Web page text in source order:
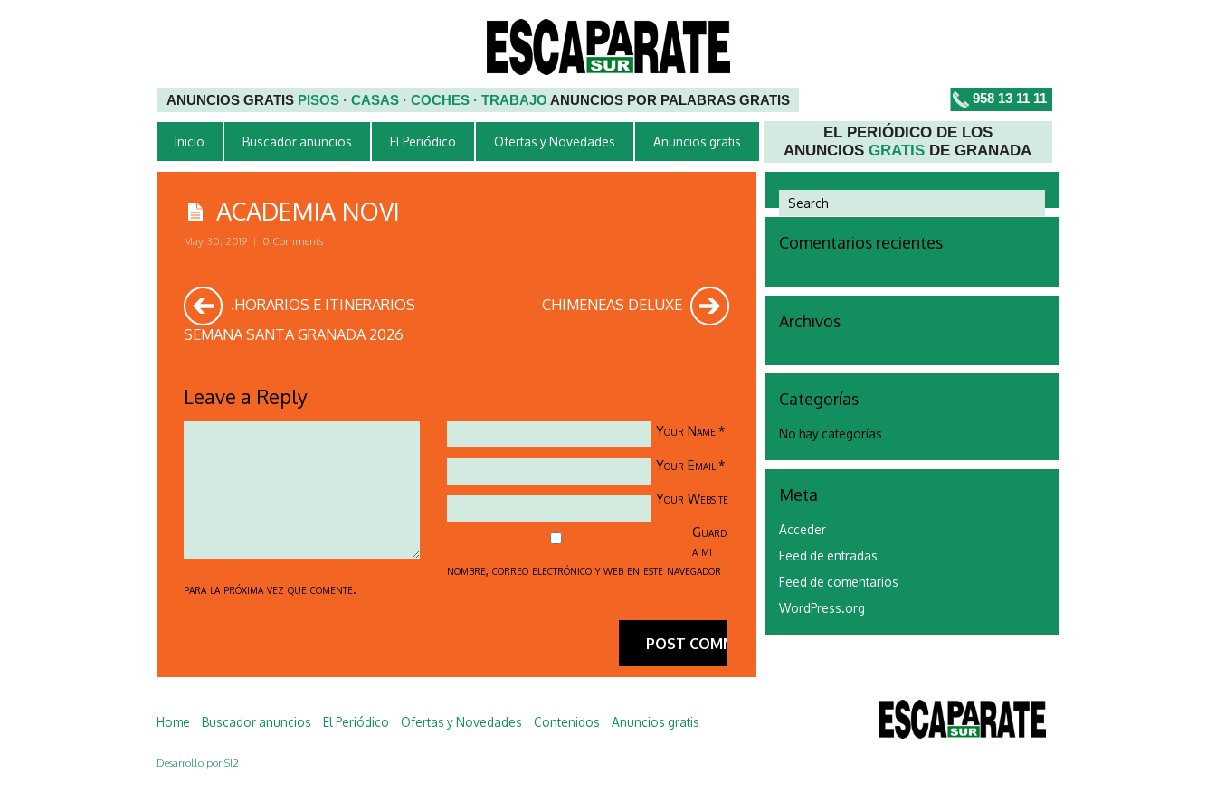
ANUNCIOS GRATIS PISOS · CASAS · COCHES · TRABAJO ANUNCIOS POR PALABRAS GRATIS 958 13 11 11
Inicio Buscador anuncios El Periódico Ofertas y Novedades Anuncios gratis
EL PERIÓDICO DE LOS
ANUNCIOSGRATIS DE GRANADA
ACADEMIA NOVI
May 30, 2019 | 0 Comments
.HORARIOS E ITINERARIOS
SEMANA SANTA GRANADA 2026
CHIMENEAS DELUXE
Leave a Reply
Your Name*
Your Email *
Your Website
Guard
a mi
nombre, correo electrónico y web en este navegador
para la próxima vez que comente.
Comentarios recientes
Archivos
Categorías
No hay categorías
Meta
Acceder
Feed de entradas
Feed de comentarios
WordPress.org
Home Buscador anuncios El Periódico Ofertas y Novedades Contenidos Anuncios gratis
Desarrollo por SI2